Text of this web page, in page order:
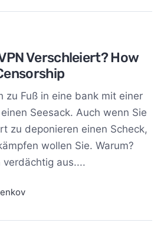
Verschleiert? How
zu Fuß in eine bank mit einer
Seesack. Auch wenn Sie
zu deponieren einen Scheck,
wollen Sie. Warum?
verdächtig aus....